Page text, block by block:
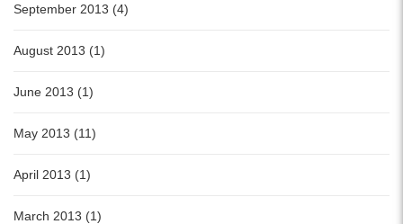
September 2013 (4)
August 2013 (1)
June 2013 (1)
May 2013 (11)
April 2013 (1)
March 2013 (1)